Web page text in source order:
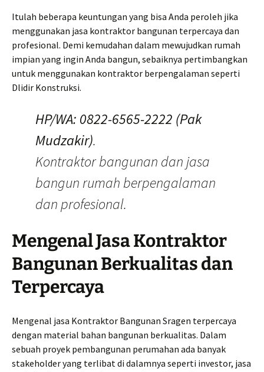
Itulah beberapa keuntungan yang bisa Anda peroleh jika
menggunakan jasa kontraktor bangunan terpercaya dan
profesional. Demi kemudahan dalam mewujudkan rumah
impian yang ingin Anda bangun, sebaiknya pertimbangkan
untuk menggunakan kontraktor berpengalaman seperti
Dlidir Konstruksi.
HP/WA: 0822-6565-2222 (Pak
Mudzakir).
Kontraktor bangunan dan jasa
bangun rumah berpengalaman
dan profesional.
Mengenal Jasa Kontraktor
Bangunan Berkualitas dan
Terpercaya
Mengenal jasa Kontraktor Bangunan Sragen terpercaya
dengan material bahan bangunan berkualitas. Dalam
sebuah proyek pembangunan perumahan ada banyak
stakeholder yang terlibat di dalamnya seperti investor, jasa